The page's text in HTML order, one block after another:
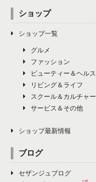
ショップ
ショップ一覧
グルメ
ファッション
ビューティー＆ヘルス
リビング＆ライフ
スクール＆カルチャー
サービス＆その他
ショップ最新情報
ブログ
セザンジュブログ